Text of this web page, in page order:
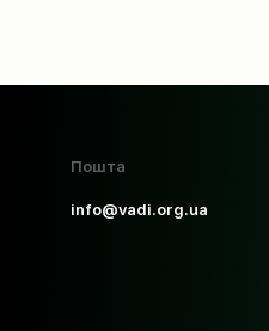
Пошта
info@vadi.org.ua